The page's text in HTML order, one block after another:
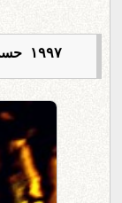
۱۹۹۷ حسن مکارمی